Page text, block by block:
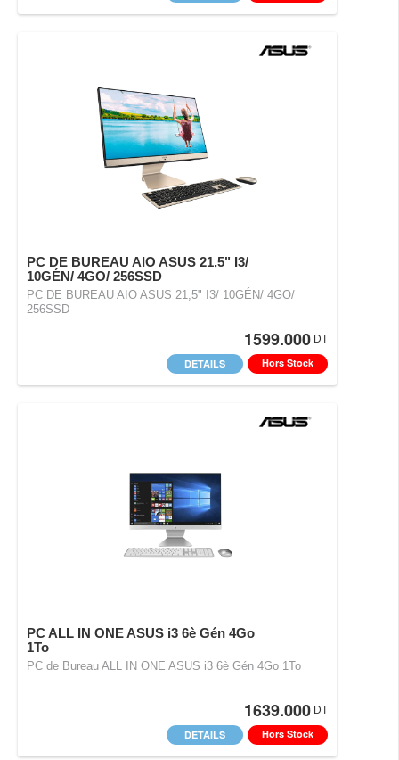
PC DE BUREAU AIO ASUS 21,5" I3/
10GÉN/ 4GO/ 256SSD
PC DE BUREAU AIO ASUS 21,5" I3/ 10GÉN/ 4GO/
256SSD
1599.000 DT
Hors Stock
DETAILS
PC ALL IN ONE ASUS i3 6è Gén 4Go
1To
PC de Bureau ALL IN ONE ASUS i3 6è Gén 4Go 1To
1639.000 DT
Hors Stock
DETAILS